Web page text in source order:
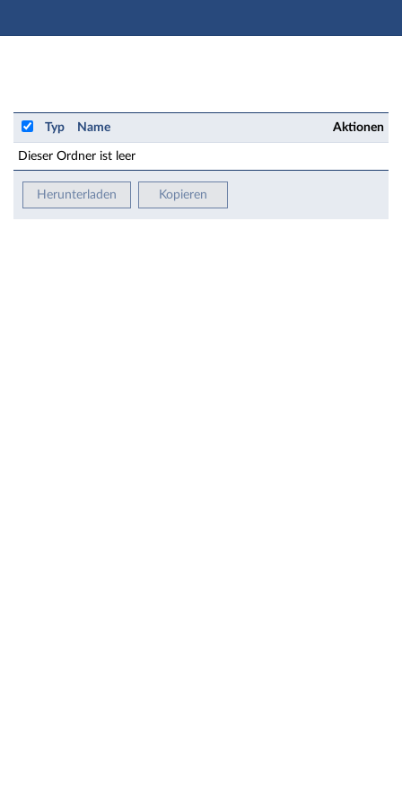
Hauptnavigation
Studienvorbereitung: 2019HA1-2 Vorkurs
Typ Name Aktionen
Dieser Ordner ist leer
Herunterladen Kopieren